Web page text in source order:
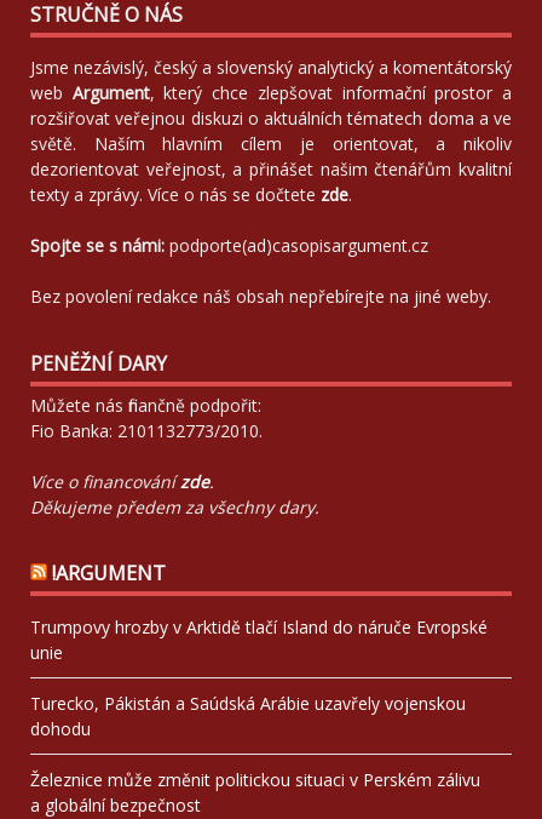
STRUČNĚ O NÁS
Jsme nezávislý, český a slovenský analytický a komentátorský
web Argument, který chce zlepšovat informační prostor a
rozšiřovat veřejnou diskuzi o aktuálních tématech doma a ve
světě. Naším hlavním cílem je orientovat, a nikoliv
dezorientovat veřejnost, a přinášet našim čtenářům kvalitní
texty a zprávy. Více o nás se dočtete zde.
Spojte se s námi: podporte(ad)casopisargument.cz
Bez povolení redakce náš obsah nepřebírejte na jiné weby.
PENĚŽNÍ DARY
Můžete nás finančně podpořit:
Fio Banka: 2101132773/2010.
Více o financovánízde.
Děkujeme předem za všechny dary.
!ARGUMENT
Trumpovy hrozby v Arktidě tlačí Island do náruče Evropské
unie
Turecko, Pákistán a Saúdská Arábie uzavřely vojenskou
dohodu
Železnice může změnit politickou situaci v Perském zálivu
a globální bezpečnost